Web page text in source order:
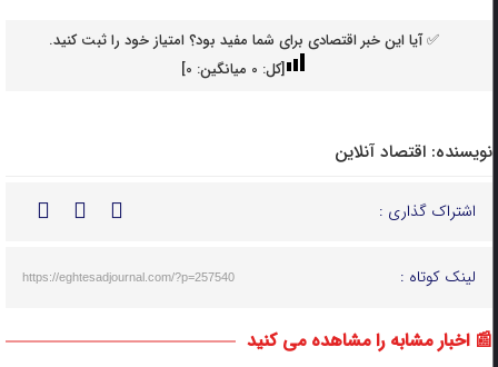
✅ آیا این خبر اقتصادی برای شما مفید بود؟ امتیاز خود را ثبت کنید.
[کل: 0میانگین: 0
]
نویسنده: اقتصاد آنلاین
اشتراک گذاری :
لینک کوتاه : https://eghtesadjournal.com/?p=257540
📰 اخبار مشابه را مشاهده می کنید